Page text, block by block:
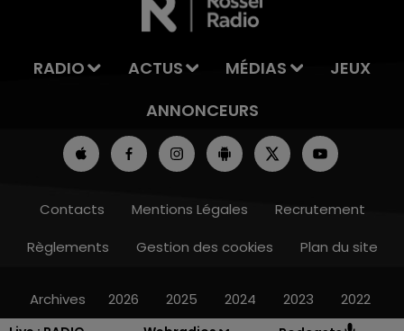
RADIO ACTUS MÉDIAS
JEUX
ANNONCEURS
Contacts Mentions Légales
Recrutement
Règlements
Gestion des cookies Plan du site
Archives 2026 2025 2024 2023 2022